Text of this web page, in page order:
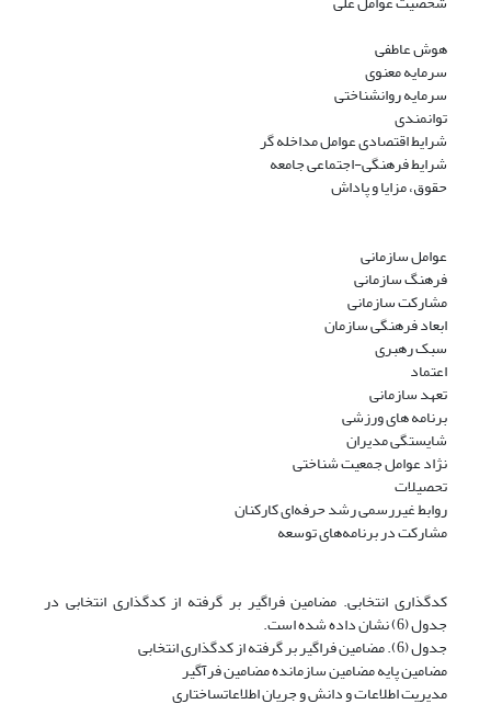
هوش عاطفی
سرمایه معنوی
سرمایه روانشناختی
توانمندی
شرایط اقتصادی عوامل مداخله گر
شرایط فرهنگی-اجتماعی جامعه
حقوق، مزایا و پاداش
عوامل سازمانی
فرهنگ سازمانی
مشارکت سازمانی
ابعاد فرهنگی سازمان
سبک رهبری
اعتماد
تعهد سازمانی
برنامه های ورزشی
شایستگی مدیران
نژاد عوامل جمعیت شناختی
تحصیلات
روابط غیررسمی رشد حرفه‌ای کارکنان
مشارکت در برنامه‌های توسعه
کدگذاری انتخابی. مضامین فراگیر بر گرفته از کدگذاری انتخابی در
جدول (6) نشان داده شده است.
جدول (6). مضامین فراگیر بر گرفته از کدگذاری انتخابی
مضامین پایه مضامین سازمانده مضامین فرآگیر
مدیریت اطلاعات و دانش و جریان اطلاعاتساختاری